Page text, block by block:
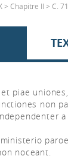
> Chapitre II > C.
piae
non
noceant.